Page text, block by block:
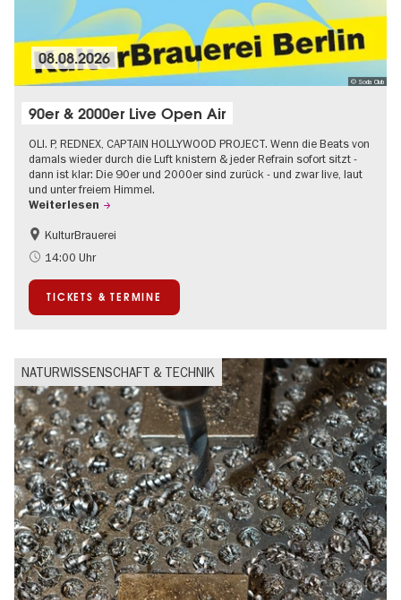
© Soda Club
08.08.2026
90er & 2000er Live Open Air
OLI. P, REDNEX, CAPTAIN HOLLYWOOD PROJECT. Wenn die Beats von
damals wieder durch die Luft knistern & jeder Refrain sofort sitzt -
dann ist klar: Die 90er und 2000er sind zurück - und zwar live, laut
und unter freiem Himmel.
Weiterlesen
Barrierefrei
Going local Berlin
Open Air
Ticket-Tipp
KulturBrauerei
14:00 Uhr
TICKETS & TERMINE
NATURWISSENSCHAFT & TECHNIK